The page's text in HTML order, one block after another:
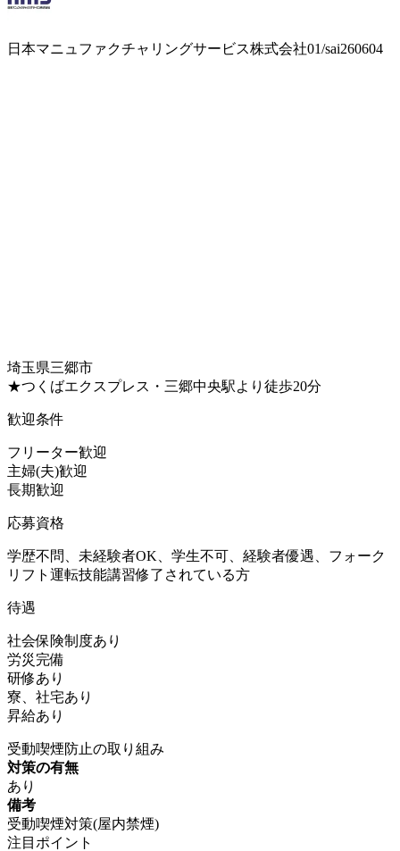
日本マニュファクチャリングサービス株式会社01/sai260604
埼玉県三郷市
★つくばエクスプレス・三郷中央駅より徒歩20分
歓迎条件
フリーター歓迎
主婦(夫)歓迎
長期歓迎
応募資格
学歴不問、未経験者OK、学生不可、経験者優遇、フォーク
リフト運転技能講習修了されている方
待遇
社会保険制度あり
労災完備
研修あり
寮、社宅あり
昇給あり
受動喫煙防止の取り組み
対策の有無
あり
備考
受動喫煙対策(屋内禁煙)
注目ポイント